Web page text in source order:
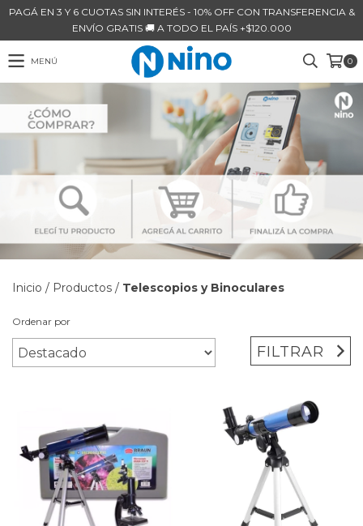
PAGÁ EN 3 Y 6 CUOTAS SIN INTERÉS - 10% OFF CON TRANSFERENCIA &
ENVÍO GRATIS 🚚 A TODO EL PAÍS +$120.000
MENÚ 0
Inicio / Productos / Telescopios y Binoculares
Ordenar por
FILTRAR